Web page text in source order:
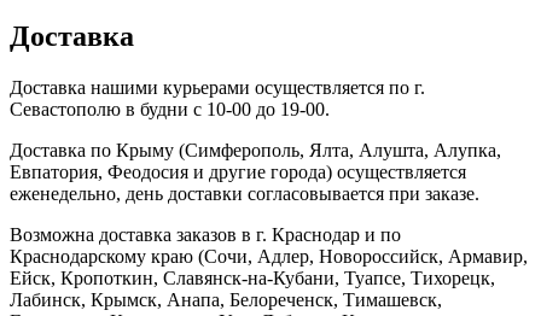
Доставка
Доставка нашими курьерами осуществляется по г.
Севастополю в будни с 10-00 до 19-00.
Доставка по Крыму (Симферополь, Ялта, Алушта, Алупка,
Евпатория, Феодосия и другие города) осуществляется
еженедельно, день доставки согласовывается при заказе.
Возможна доставка заказов в г. Краснодар и по
Краснодарскому краю (Сочи, Адлер, Новороссийск, Армавир,
Ейск, Кропоткин, Славянск-на-Кубани, Туапсе, Тихорецк,
Лабинск, Крымск, Анапа, Белореченск, Тимашевск,